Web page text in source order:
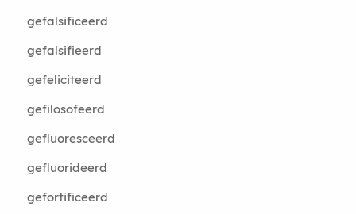
gefalsificeerd
gefalsifieerd
gefeliciteerd
gefilosofeerd
gefluoresceerd
gefluorideerd
gefortificeerd